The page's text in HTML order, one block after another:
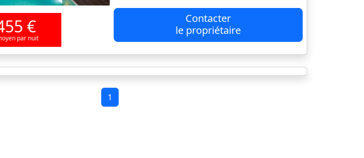
€
par nuit
Contacter
le propriétaire
1